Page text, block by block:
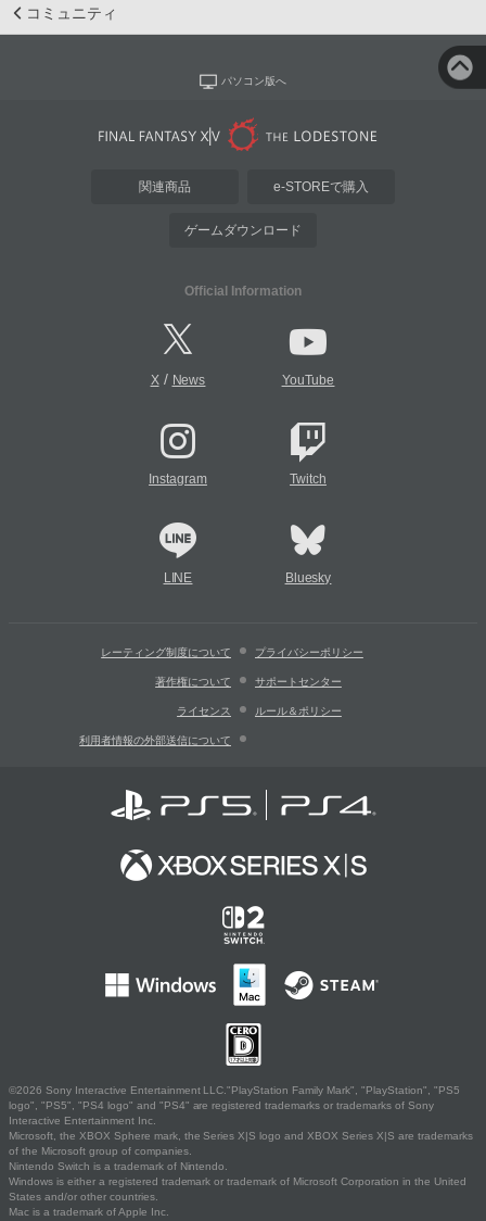
コミュニティ
パソコン版へ
関連商品 e-STOREで購入
ゲームダウンロード
Official Information
X/ News YouTube
Instagram Twitch
LINE Bluesky
レーティング制度について プライバシーポリシー
著作権について サポートセンター
ライセンス ルール＆ポリシー
利用者情報の外部送信について
©2026 Sony Interactive Entertainment LLC."PlayStation Family Mark", "PlayStation", "PS5
logo", "PS5", "PS4 logo" and "PS4" are registered trademarks or trademarks of Sony
Interactive Entertainment Inc.
Microsoft, the XBOX Sphere mark, the Series X|S logo and XBOX Series X|S are trademarks
of the Microsoft group of companies.
Nintendo Switch is a trademark of Nintendo.
Windows is either a registered trademark or trademark of Microsoft Corporation in the United
States and/or other countries.
Mac is a trademark of Apple Inc.